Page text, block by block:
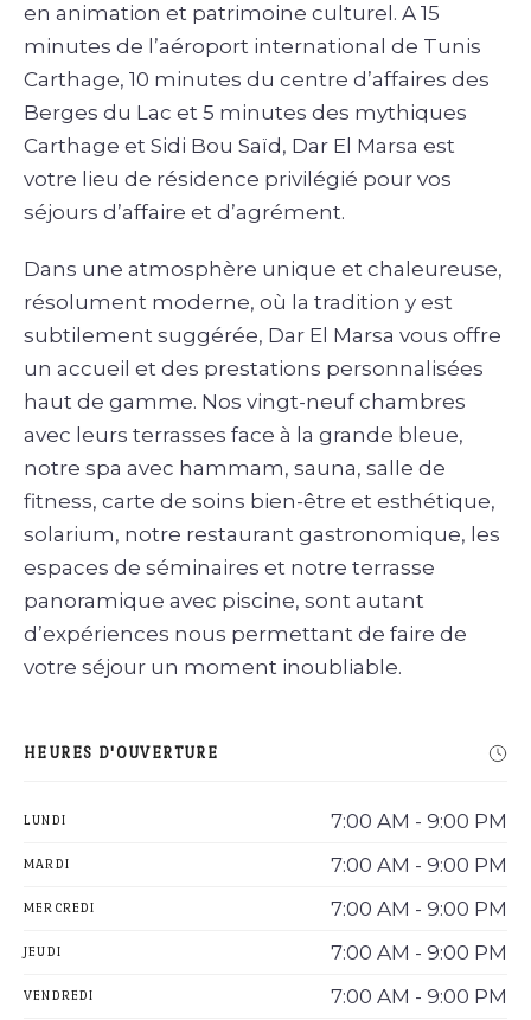
en animation et patrimoine culturel. A 15
minutes de l’aéroport international de Tunis
Carthage, 10 minutes du centre d’affaires des
Berges du Lac et 5 minutes des mythiques
Carthage et Sidi Bou Saïd, Dar El Marsa est
votre lieu de résidence privilégié pour vos
séjours d’affaire et d’agrément.
Dans une atmosphère unique et chaleureuse,
résolument moderne, où la tradition y est
subtilement suggérée, Dar El Marsa vous offre
un accueil et des prestations personnalisées
haut de gamme. Nos vingt-neuf chambres
avec leurs terrasses face à la grande bleue,
notre spa avec hammam, sauna, salle de
fitness, carte de soins bien-être et esthétique,
solarium, notre restaurant gastronomique, les
espaces de séminaires et notre terrasse
panoramique avec piscine, sont autant
d’expériences nous permettant de faire de
votre séjour un moment inoubliable.
HEURES D'OUVERTURE
LUNDI 7:00 AM - 9:00 PM
MARDI 7:00 AM - 9:00 PM
MERCREDI 7:00 AM - 9:00 PM
JEUDI 7:00 AM - 9:00 PM
VENDREDI 7:00 AM - 9:00 PM